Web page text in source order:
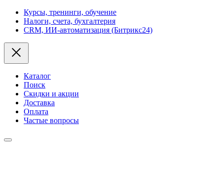
Курсы, тренинги, обучение
Налоги, счета, бухгалтерия
CRM, ИИ-автоматизация (Битрикс24)
Каталог
Поиск
Скидки и акции
Доставка
Оплата
Частые вопросы